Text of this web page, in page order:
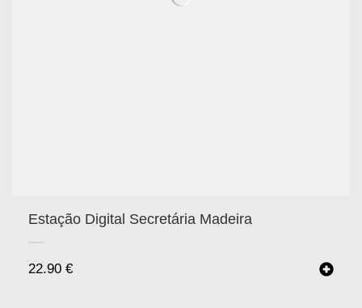
Estação Digital Secretária Madeira
22.90 €